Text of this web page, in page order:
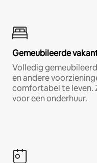
Gemeubileerde
Volledig
en andere
comfortabel te leven.
voor een onderhuur.